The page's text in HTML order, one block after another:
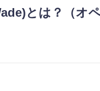
とは？（オペ